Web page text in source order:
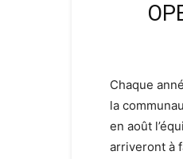
Chaque
la
en août
arriveront à